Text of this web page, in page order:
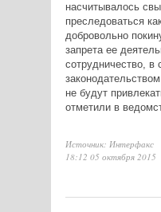
насчитывалось
преследоваться
добровольно
запрета ее
сотрудничество, в
не будут
отметили в
Источник: Интерфакс
18:12 05 октября 2015